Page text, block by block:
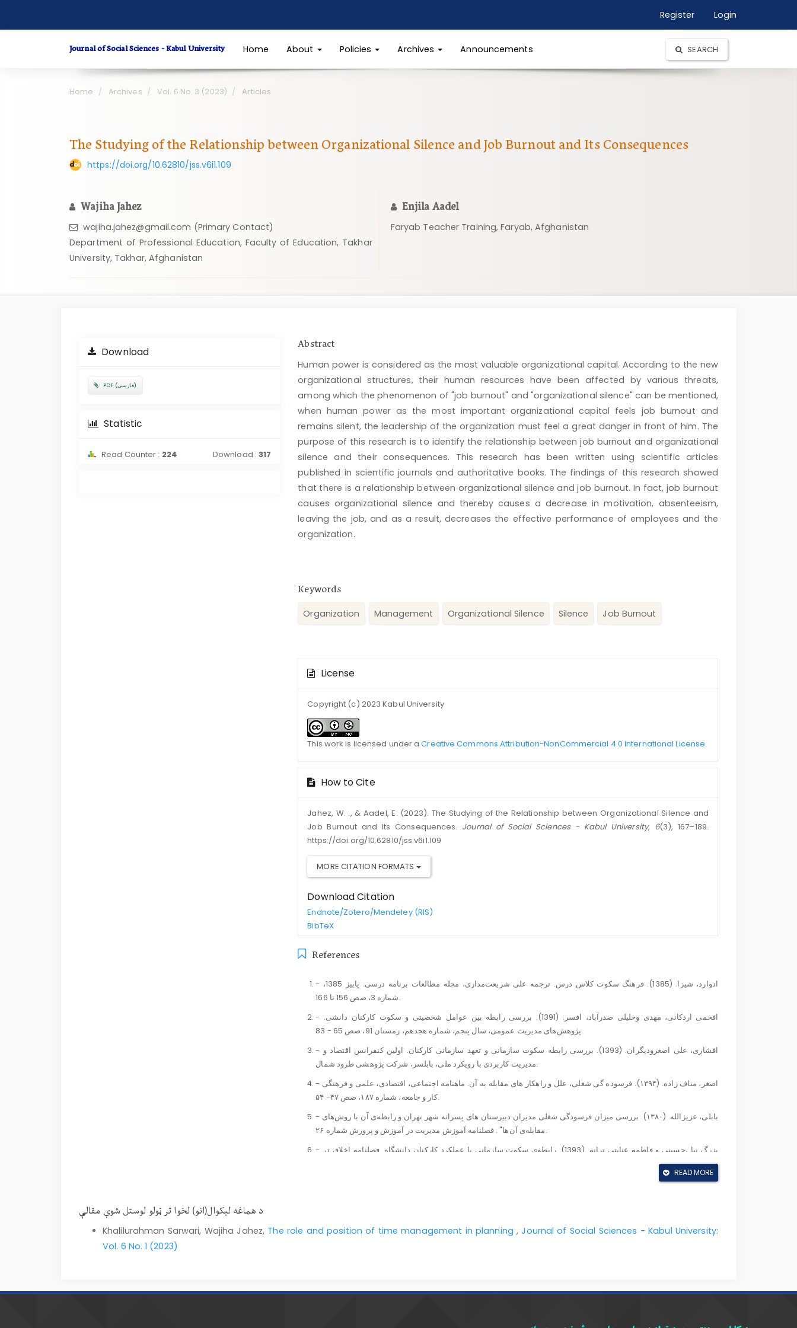
Register Login
Journal of Social Sciences - Kabul University Home About Policies Archives Announcements SEARCH
Home Archives Vol. 6 No. 3 (2023) Articles
The Studying of the Relationship between Organizational Silence and Job Burnout and Its Consequences
https://doi.org/10.62810/jss.v6i1.109
Wajiha Jahez
wajiha.jahez@gmail.com (Primary Contact)
Department of Professional Education, Faculty of Education, Takhar
University, Takhar, Afghanistan
Enjila Aadel
Faryab Teacher Training, Faryab, Afghanistan
SidebarDownload
PDF (فارسی)
Statistic
Read Counter : 224 Download :317
Main
Content
Abstract
Human power is considered as the most valuable organizational capital. According to the new
organizational structures, their human resources have been affected by various threats,
among which the phenomenon of "job burnout" and "organizational silence" can be mentioned,
when human power as the most important organizational capital feels job burnout and
remains silent, the leadership of the organization must feel a great danger in front of him. The
purpose of this research is to identify the relationship between job burnout and organizational
silence and their consequences. This research has been written using scientific articles
published in scientific journals and authoritative books. The findings of this research showed
that there is a relationship between organizational silence and job burnout. In fact, job burnout
causes organizational silence and thereby causes a decrease in motivation, absenteeism,
leaving the job, and as a result, decreases the effective performance of employees and the
organization.
Keywords
Organization Management Organizational Silence Silence Job Burnout
Article
DetailsLicense
Copyright (c) 2023 Kabul University
This work is licensed under aCreative Commons Attribution-NonCommercial 4.0 International License.
How to Cite
Jahez, W. ., & Aadel, E. (2023). The Studying of the Relationship between Organizational Silence and
Job Burnout and Its Consequences. Journal of Social Sciences - Kabul University, 6(3), 167–189.
https://doi.org/10.62810/jss.v6i1.109
MORE CITATION FORMATS
Download Citation
Endnote/Zotero/Mendeley (RIS)
BibTeX
References
- ادوارد، شیزا. (1385). فرهنگ سکوت کلاس درس. ترجمه علی شریعت‌مداری، مجله مطالعات برنامه درسی. پاییز 1385،
شماره 3، صص 156 تا 166.
- افخمی اردکانی، مهدی وخلیلی صدرآباد، افسر. (1391). بررسی رابطه بین عوامل شخصیتی و سکوت کارکنان دانشی.
پژوهش‌های مدیریت عمومی، سال پنجم، شماره هجدهم، زمستان 91، صص 65 - 83.
- افشاری، علی اصغرودیگران. (1393). بررسی رابطه سکوت سازمانی و تعهد سازمانی کارکنان. اولین کنفرانس اقتصاد و
مدیریت کاربردی با رویکرد ملی، بابلسر، شرکت پژوهشی طرود شمال.
- اصغر، مناف زاده. (۱۳۹۴). فرسوده گی شغلی، علل و راهکار های مقابله به آن. ماهنامه اجتماعی، اقتصادی، علمی و فرهنگی
کار و جامعه، شماره ۱۸۷، صص ۴۷- ۵۴.
- بابلی، عزیزالله. (۱۳۸۰). بررسی میزان فرسودگی شغلی مدیران دبیرستان های پسرانه شهر تهران و رابطه‌ی آن با روش‌های
مقابله‌ی آن‌ها" . فصلنامه آموزش مدیریت در آموزش و پرورش شماره ۲۶.
- بزرگ نیا ،حسینی و فاطمه عنایتی ترانه. (1393). رابطه‌ی سکوت سازمانی با عملکرد کارکنان دانشگاه. فصلنامه اخلاق در
- پیامی بوساری، میترا. (۱۳۷۴). بررسی وضعیت حمایت‌های اجتماعی و رابطه ای آن با فرسودگی شغلی پرستاران مراقبت‌های
- حسن پور، اکبرو مهدی عسکری. (1391). سکوت سازمانی و راهکارهای کاربردی برون رفت از آن. مجله تدبیر، دی ، شماره 248
READ MORE
د هماغه لیکوال(انو) لخوا تر ټولو لوستل شوې مقالې
Khalilurahman Sarwari, Wajiha Jahez, The role and position of time management in planning,Journal of Social Sciences - Kabul University:
Vol. 6 No. 1 (2023)